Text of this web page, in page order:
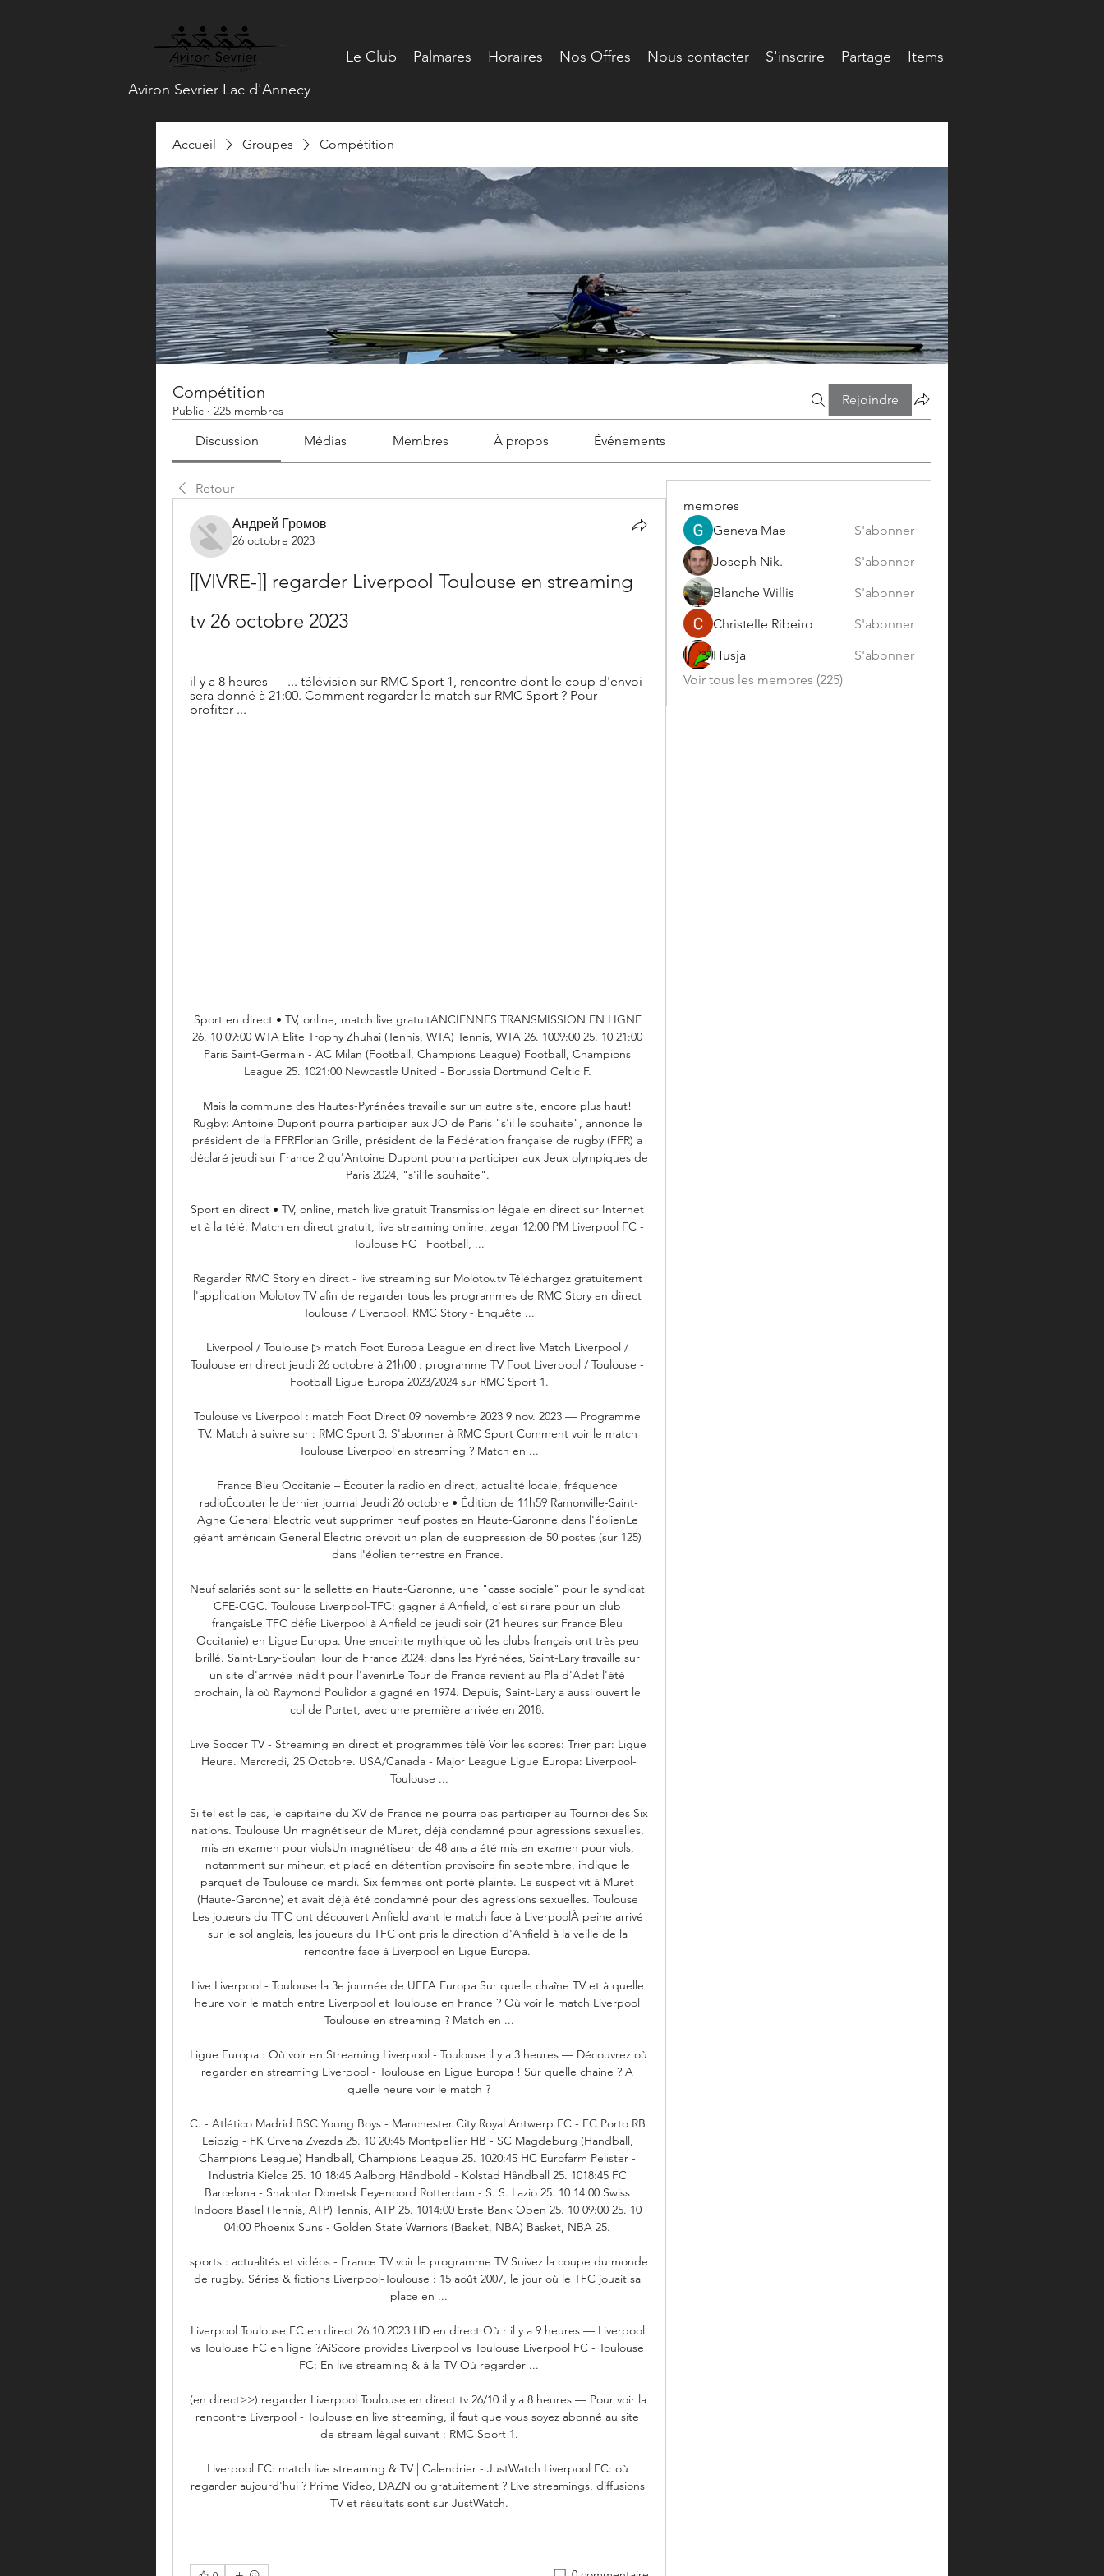
Le Club Palmares Horaires Nos Offres Nous contacter S'inscrire Partage
Items
Aviron Sevrier Lac d'Annecy
Accueil Groupes Compétition
Compétition
Public · 225 membres
Rejoindre
Discussion Médias Membres À propos Événements
Retour
Андрей Громов
26 octobre 2023
[[VIVRE-]] regarder Liverpool Toulouse en streaming
tv 26 octobre 2023
il y a 8 heures — ... télévision sur RMC Sport 1, rencontre dont le coup d'envoi
sera donné à 21:00. Comment regarder le match sur RMC Sport ? Pour
profiter ...
Sport en direct • TV, online, match live gratuitANCIENNES TRANSMISSION EN LIGNE
26. 10 09:00 WTA Elite Trophy Zhuhai (Tennis, WTA) Tennis, WTA 26. 1009:00 25. 10 21:00
Paris Saint-Germain - AC Milan (Football, Champions League) Football, Champions
League 25. 1021:00 Newcastle United - Borussia Dortmund Celtic F.
Mais la commune des Hautes-Pyrénées travaille sur un autre site, encore plus haut!
Rugby: Antoine Dupont pourra participer aux JO de Paris "s'il le souhaite", annonce le
président de la FFRFlorian Grille, président de la Fédération française de rugby (FFR) a
déclaré jeudi sur France 2 qu'Antoine Dupont pourra participer aux Jeux olympiques de
Paris 2024, "s'il le souhaite".
Sport en direct • TV, online, match live gratuit Transmission légale en direct sur Internet
et à la télé. Match en direct gratuit, live streaming online. zegar 12:00 PM Liverpool FC -
Toulouse FC · Football, ...
Regarder RMC Story en direct - live streaming sur Molotov.tv Téléchargez gratuitement
l'application Molotov TV afin de regarder tous les programmes de RMC Story en direct
Toulouse / Liverpool. RMC Story - Enquête ...
Liverpool / Toulouse ▷ match Foot Europa League en direct live Match Liverpool /
Toulouse en direct jeudi 26 octobre à 21h00 : programme TV Foot Liverpool / Toulouse -
Football Ligue Europa 2023/2024 sur RMC Sport 1.
Toulouse vs Liverpool : match Foot Direct 09 novembre 2023 9 nov. 2023 — Programme
TV. Match à suivre sur : RMC Sport 3. S'abonner à RMC Sport Comment voir le match
Toulouse Liverpool en streaming ? Match en ...
France Bleu Occitanie – Écouter la radio en direct, actualité locale, fréquence
radioÉcouter le dernier journal Jeudi 26 octobre • Édition de 11h59 Ramonville-Saint-
Agne General Electric veut supprimer neuf postes en Haute-Garonne dans l'éolienLe
géant américain General Electric prévoit un plan de suppression de 50 postes (sur 125)
dans l'éolien terrestre en France.
Neuf salariés sont sur la sellette en Haute-Garonne, une "casse sociale" pour le syndicat
CFE-CGC. Toulouse Liverpool-TFC: gagner à Anfield, c'est si rare pour un club
françaisLe TFC défie Liverpool à Anfield ce jeudi soir (21 heures sur France Bleu
Occitanie) en Ligue Europa. Une enceinte mythique où les clubs français ont très peu
brillé. Saint-Lary-Soulan Tour de France 2024: dans les Pyrénées, Saint-Lary travaille sur
un site d'arrivée inédit pour l'avenirLe Tour de France revient au Pla d'Adet l'été
prochain, là où Raymond Poulidor a gagné en 1974. Depuis, Saint-Lary a aussi ouvert le
col de Portet, avec une première arrivée en 2018.
Live Soccer TV - Streaming en direct et programmes télé Voir les scores: Trier par: Ligue
Heure. Mercredi, 25 Octobre. USA/Canada - Major League Ligue Europa: Liverpool-
Toulouse ...
Si tel est le cas, le capitaine du XV de France ne pourra pas participer au Tournoi des Six
nations. Toulouse Un magnétiseur de Muret, déjà condamné pour agressions sexuelles,
mis en examen pour violsUn magnétiseur de 48 ans a été mis en examen pour viols,
notamment sur mineur, et placé en détention provisoire fin septembre, indique le
parquet de Toulouse ce mardi. Six femmes ont porté plainte. Le suspect vit à Muret
(Haute-Garonne) et avait déjà été condamné pour des agressions sexuelles. Toulouse
Les joueurs du TFC ont découvert Anfield avant le match face à LiverpoolÀ peine arrivé
sur le sol anglais, les joueurs du TFC ont pris la direction d'Anfield à la veille de la
rencontre face à Liverpool en Ligue Europa.
Live Liverpool - Toulouse la 3e journée de UEFA Europa Sur quelle chaîne TV et à quelle
heure voir le match entre Liverpool et Toulouse en France ? Où voir le match Liverpool
Toulouse en streaming ? Match en ...
Ligue Europa : Où voir en Streaming Liverpool - Toulouse il y a 3 heures — Découvrez où
regarder en streaming Liverpool - Toulouse en Ligue Europa ! Sur quelle chaine ? A
quelle heure voir le match ?
C. - Atlético Madrid BSC Young Boys - Manchester City Royal Antwerp FC - FC Porto RB
Leipzig - FK Crvena Zvezda 25. 10 20:45 Montpellier HB - SC Magdeburg (Handball,
Champions League) Handball, Champions League 25. 1020:45 HC Eurofarm Pelister -
Industria Kielce 25. 10 18:45 Aalborg Håndbold - Kolstad Håndball 25. 1018:45 FC
Barcelona - Shakhtar Donetsk Feyenoord Rotterdam - S. S. Lazio 25. 10 14:00 Swiss
Indoors Basel (Tennis, ATP) Tennis, ATP 25. 1014:00 Erste Bank Open 25. 10 09:00 25. 10
04:00 Phoenix Suns - Golden State Warriors (Basket, NBA) Basket, NBA 25.
sports : actualités et vidéos - France TV voir le programme TV Suivez la coupe du monde
de rugby. Séries & fictions Liverpool-Toulouse : 15 août 2007, le jour où le TFC jouait sa
place en ...
Liverpool Toulouse FC en direct 26.10.2023 HD en direct Où r il y a 9 heures — Liverpool
vs Toulouse FC en ligne ?AiScore provides Liverpool vs Toulouse Liverpool FC - Toulouse
FC: En live streaming & à la TV Où regarder ...
(en direct>>) regarder Liverpool Toulouse en direct tv 26/10 il y a 8 heures — Pour voir la
rencontre Liverpool - Toulouse en live streaming, il faut que vous soyez abonné au site
de stream légal suivant : RMC Sport 1.
Liverpool FC: match live streaming & TV | Calendrier - JustWatch Liverpool FC: où
regarder aujourd'hui ? Prime Video, DAZN ou gratuitement ? Live streamings, diffusions
TV et résultats sont sur JustWatch.
membres
Geneva Mae
S'abonner
Joseph Nik.
S'abonner
Blanche Willis
S'abonner
Christelle Ribeiro
S'abonner
Husja
S'abonner
Voir tous les membres (225)